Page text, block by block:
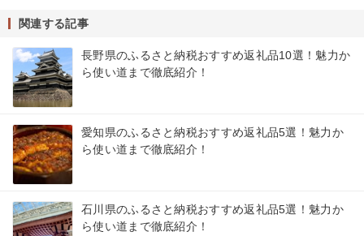
関連する記事
長野県のふるさと納税おすすめ返礼品10選！魅力か
ら使い道まで徹底紹介！
愛知県のふるさと納税おすすめ返礼品5選！魅力か
ら使い道まで徹底紹介！
石川県のふるさと納税おすすめ返礼品5選！魅力か
ら使い道まで徹底紹介！